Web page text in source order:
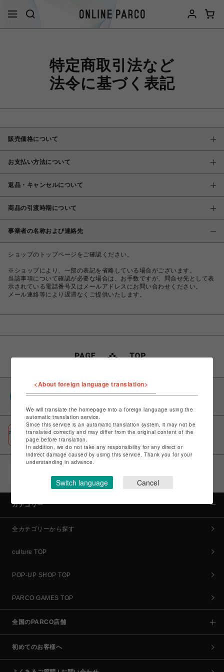
特定商取引法など
法令に基づく表記
販売価格について
お支払い方法について
返品・キャンセルについて
商品の引渡時期について
事業者の名称および連絡先
ショップのトップページをご確認ください。
※ショップにより、一部の表記を省略している場合がございます。
当該事項について確認が必要な場合は、お手数ですが、問合せ先として表
示されている電話番号又はメールアドレスにお問い合わせください。
メール連絡等により遅滞なくご提供いたします。
PARCOポイント
ポケパル払い
初回登録＆お買物で最大1,500円分のPARCOポイント進呈
コイン＆クーポンでPARCOでのお買い物がオトクに
カテゴリー
全カテゴリーから探す
culture TOP
POP-UP SHOP TOP
PARCO GAMES TOP
全国のPARCO店舗
初めてのお客様へ
<About foreign language translation>
We will translate the homepage into a foreign language using the
automatic translation service.
Since this service is an automatic translation system, it may not be
translated correctly and may differ from the original content of the
page before translation.
In addition, we do not take any responsibility for any direct or
indirect damage caused by using this service. Thank you for your
understanding in advance.
Switch language Cancel